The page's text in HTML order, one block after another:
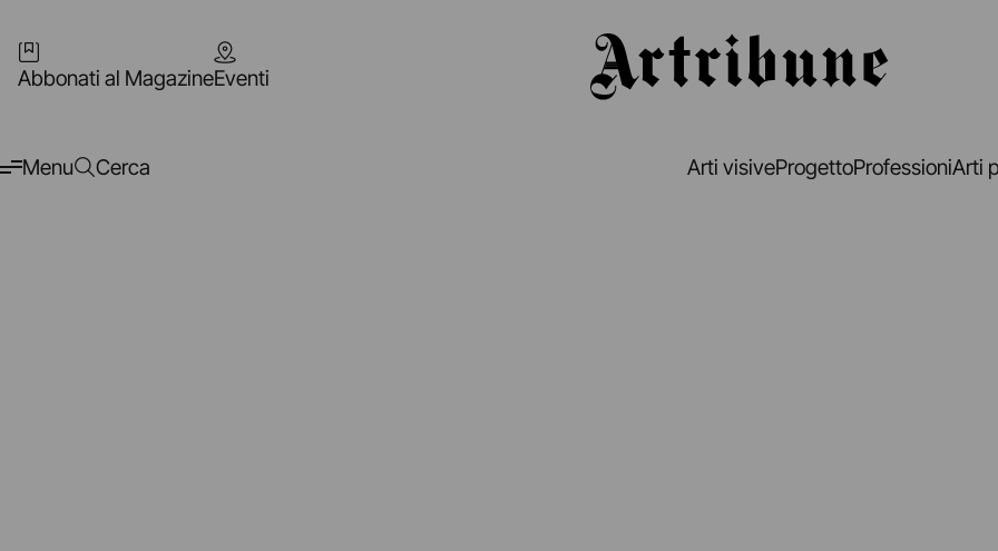
Abbonati al MagazineEventi
Menu Cerca Arti visiveProgettoProfessioniArti